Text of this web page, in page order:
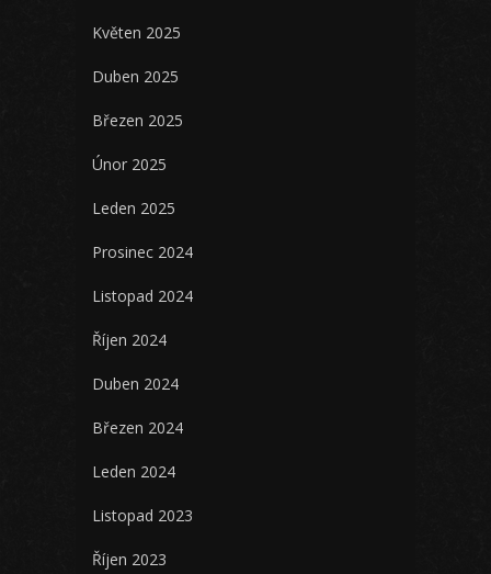
Květen 2025
Duben 2025
Březen 2025
Únor 2025
Leden 2025
Prosinec 2024
Listopad 2024
Říjen 2024
Duben 2024
Březen 2024
Leden 2024
Listopad 2023
Říjen 2023